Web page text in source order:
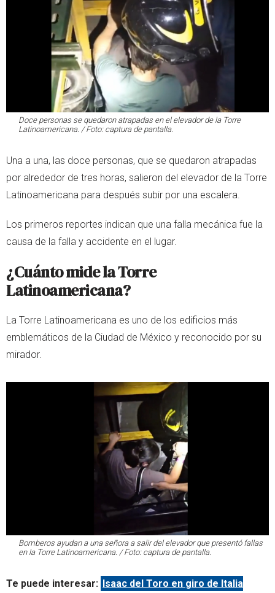
Doce personas se quedaron atrapadas en el elevador de la Torre
Latinoamericana. / Foto: captura de pantalla.
Una a una, las doce personas, que se quedaron atrapadas
por alrededor de tres horas, salieron del elevador de la Torre
Latinoamericana para después subir por una escalera.
Los primeros reportes indican que una falla mecánica fue la
causa de la falla y accidente en el lugar.
¿Cuánto mide la Torre
Latinoamericana?
La Torre Latinoamericana es uno de los edificios más
emblemáticos de la Ciudad de México y reconocido por su
mirador.
Bomberos ayudan a una señora a salir del elevador que presentó fallas
en la Torre Latinoamericana. / Foto: captura de pantalla.
Te puede interesar: Isaac del Toro en giro de Italia